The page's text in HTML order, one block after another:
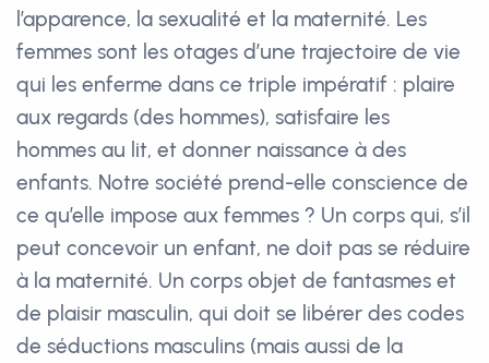
l’apparence, la sexualité et la maternité. Les
femmes sont les otages d’une trajectoire de vie
qui les enferme dans ce triple impératif : plaire
aux regards (des hommes), satisfaire les
hommes au lit, et donner naissance à des
enfants. Notre société prend-elle conscience de
ce qu’elle impose aux femmes ? Un corps qui, s’il
peut concevoir un enfant, ne doit pas se réduire
à la maternité. Un corps objet de fantasmes et
de plaisir masculin, qui doit se libérer des codes
de séductions masculins (mais aussi de la